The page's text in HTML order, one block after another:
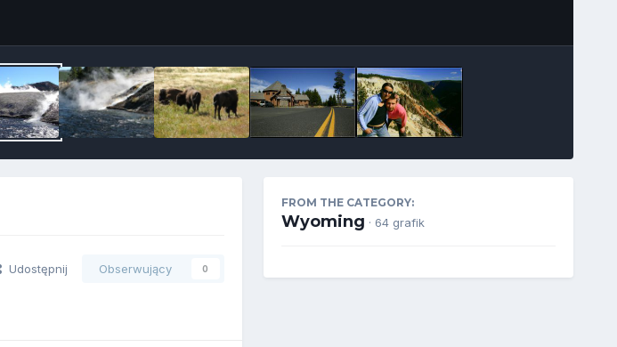
Udostępnij Obserwujący 0
FROM THE CATEGORY:
Wyoming · 64 grafik